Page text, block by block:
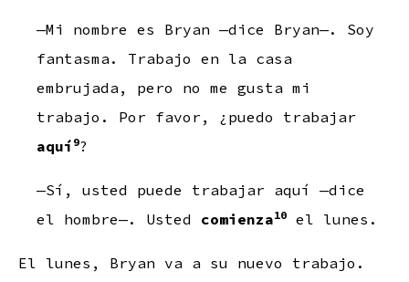
—Mi nombre es Bryan —dice Bryan—. Soy
fantasma. Trabajo en la casa
embrujada, pero no me gusta mi
trabajo. Por favor, ¿puedo trabajar
aquí 9?
—Sí, usted puede trabajar aquí —dice
el hombre—. Usted comienza10 el lunes.
El lunes, Bryan va a su nuevo trabajo.